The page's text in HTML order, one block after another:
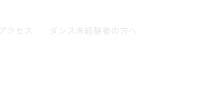
アクセス ダンス未経験者の方へ